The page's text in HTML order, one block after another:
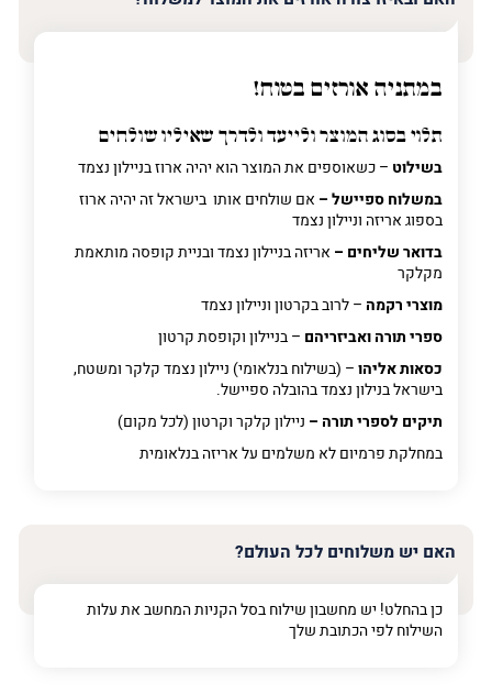
במתניה אורזים בטוח!
תלוי בסוג המוצר ולייעד ולדרך שאיליו שולחים
בשילוט – כשאוספים את המוצר הוא יהיה ארוז בניילון נצמד
במשלוח ספיישל – אם שולחים אותו בישראל זה יהיה ארוז
בספוג אריזה וניילון נצמד
בדואר שליחים – אריזה בניילון נצמד ובניית קופסה מותאמת
מקלקר
מוצרי רקמה – לרוב בקרטון וניילון נצמד
ספרי תורה ואביזריהם – בניילון וקופסת קרטון
כסאות אליהו– (בשילוח בנלאומי) ניילון נצמד קלקר ומשטח,
בישראל בנילון נצמד בהובלה ספיישל.
תיקים לספרי תורה – ניילון קלקר וקרטון (לכל מקום)
במחלקת פרמיוםלא משלמים על אריזה בנלאומית
האם יש משלוחים לכל העולם?
כן בהחלט! יש מחשבון שילוח בסל הקניות המחשב את עלות
השילוח לפי הכתובת שלך